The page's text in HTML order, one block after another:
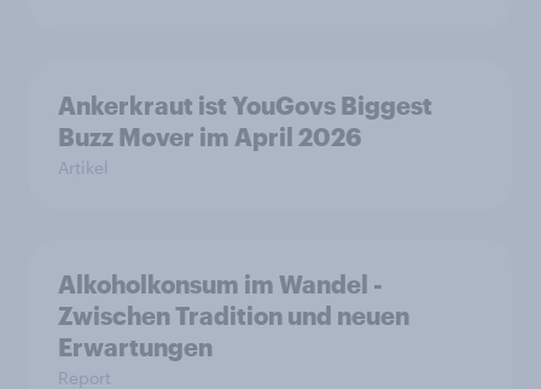
Ankerkraut ist YouGovs Biggest
Buzz Mover im April 2026
Artikel
Alkoholkonsum im Wandel​ -
Zwischen Tradition und neuen
Erwartungen
Report